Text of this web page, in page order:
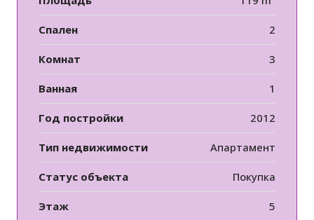
Спален 2
Комнат 3
Ванная 1
Год постройки 2012
Тип недвижимости Апартамент
Статус объекта Покупка
Этаж 5